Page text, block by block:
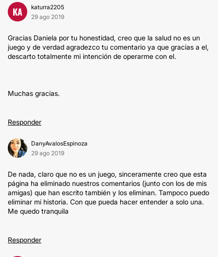
KA
katurra2205
29 ago 2019
Gracias Daniela por tu honestidad, creo que la salud no es un
juego y de verdad agradezco tu comentario ya que gracias a el,
descarto totalmente mi intención de operarme con el.
Muchas gracias.
Responder
DanyAvalosEspinoza
29 ago 2019
De nada, claro que no es un juego, sinceramente creo que esta
página ha eliminado nuestros comentarios (junto con los de mis
amigas) que han escrito también y los eliminan. Tampoco puedo
eliminar mi historia. Con que pueda hacer entender a solo una.
Me quedo tranquila
Responder